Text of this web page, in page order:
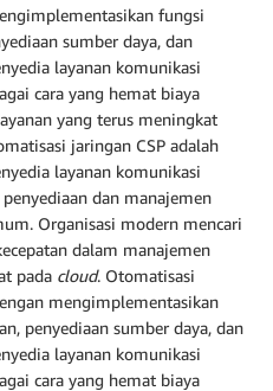
fungsi
sumber daya, dan
layanan komunikasi
cara yang hemat biaya
yang terus meningkat
jaringan CSP adalah
layanan komunikasi
dan manajemen
Organisasi modern mencari
dalam manajemen
pada cloud. Otomatisasi
mengimplementasikan
penyediaan sumber daya, dan
layanan komunikasi
cara yang hemat biaya